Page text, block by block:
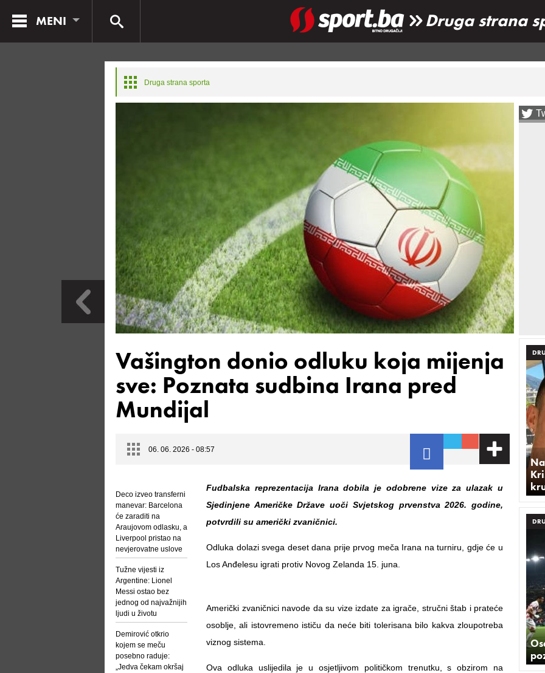
MENI Druga strana
Druga strana sporta
Vašington donio odluku koja mijenja
sve: Poznata sudbina Irana pred
Mundijal
06. 06. 2026 - 08:57
Deco izveo transferni
manevar: Barcelona
će zaraditi na
Araujovom odlasku, a
Liverpool pristao na
nevjerovatne uslove
Tužne vijesti iz
Argentine: Lionel
Messi ostao bez
jednog od najvažnijih
ljudi u životu
Demirović otkrio
kojem se meču
posebno raduje:
„Jedva čekam okršaj
Fudbalska reprezentacija Irana dobila je odobrene vize za ulazak u
Sjedinjene Američke Države uoči Svjetskog prvenstva 2026. godine,
potvrdili su američki zvaničnici.
Odluka dolazi svega deset dana prije prvog meča Irana na turniru, gdje će u
Los Anđelesu igrati protiv Novog Zelanda 15. juna.
Američki zvaničnici navode da su vize izdate za igrače, stručni štab i prateće
osoblje, ali istovremeno ističu da neće biti tolerisana bilo kakva zloupotreba
viznog sistema.
Ova odluka uslijedila je u osjetljivom političkom trenutku, s obzirom na